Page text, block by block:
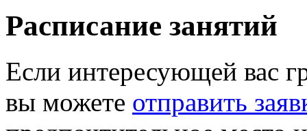
Расписание занятий
Если интересующей вас
вы можете отправить